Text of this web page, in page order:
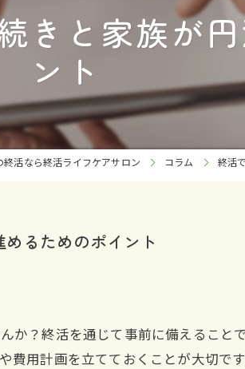
きと家族が
ント
終活なら終活ライフケアサロン コラム 終活
るためのポイント
か？終活を通じて事前に備えること
費用計画を立てておくことが大切で